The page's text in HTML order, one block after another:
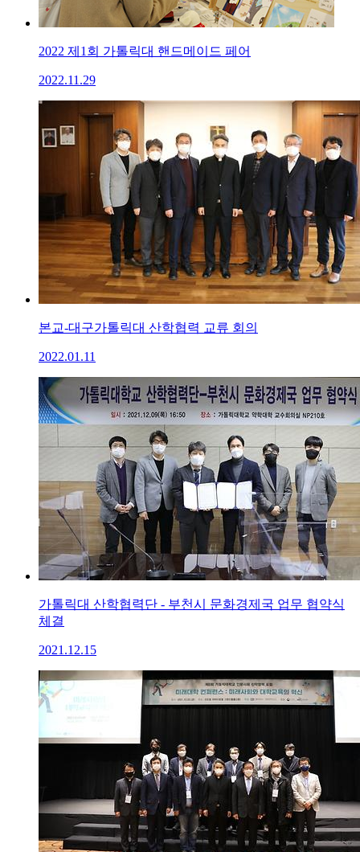
2022 제1회 가톨릭대 핸드메이드 페어
2022.11.29
본교-대구가톨릭대 산학협력 교류 회의
2022.01.11
가톨릭대 산학협력단 - 부천시 문화경제국 업무 협약식
체결
2021.12.15